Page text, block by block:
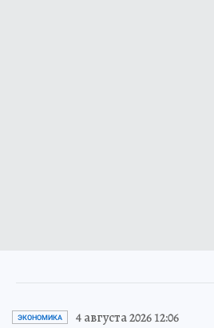
ЭКОНОМИКА 4 августа 2026 12:06